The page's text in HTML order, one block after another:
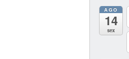
AGO
14
sex